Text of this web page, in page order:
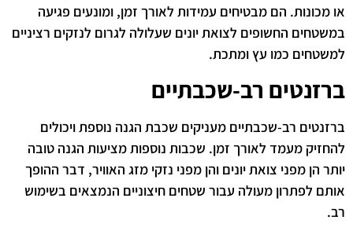
או מכונות. הם מבטיחים עמידות לאורך זמן, ומונעים פגיעה
במשטחים החשופים לצואת יונים שעלולה לגרום לנזקים רציניים
למשטחים כמו עץ ומתכת.
ברזנטים רב-שכבתיים
ברזנטים רב-שכבתיים מעניקים שכבת הגנה נוספת ויכולים
להחזיק מעמד לאורך זמן. שכבות נוספות מציעות הגנה טובה
יותר הן מפני צואת יונים והן מפני נזקי מזג האוויר, דבר ההופך
אותם לפתרון מעולה עבור שטחים חיצוניים הנמצאים בשימוש
רב.